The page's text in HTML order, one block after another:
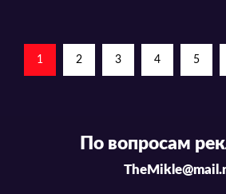
1 2 3 4 5
По вопросам